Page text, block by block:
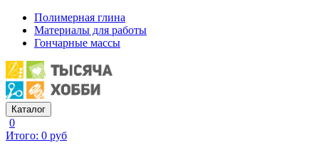
Полимерная глина
Материалы для работы
Гончарные массы
Каталог
0
Итого: 0 руб